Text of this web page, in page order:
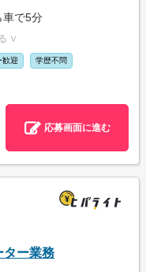
で5分
∨
歓迎 学歴不問
応募画面に進む
ター業務